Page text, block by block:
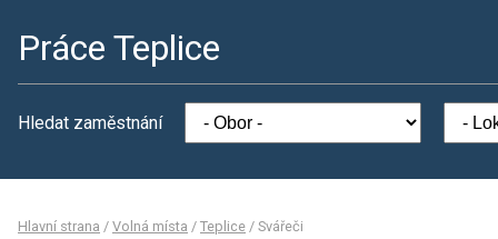
Práce Teplice
Hledat zaměstnání
Hlavní strana / Volná místa / Teplice / Svářeči